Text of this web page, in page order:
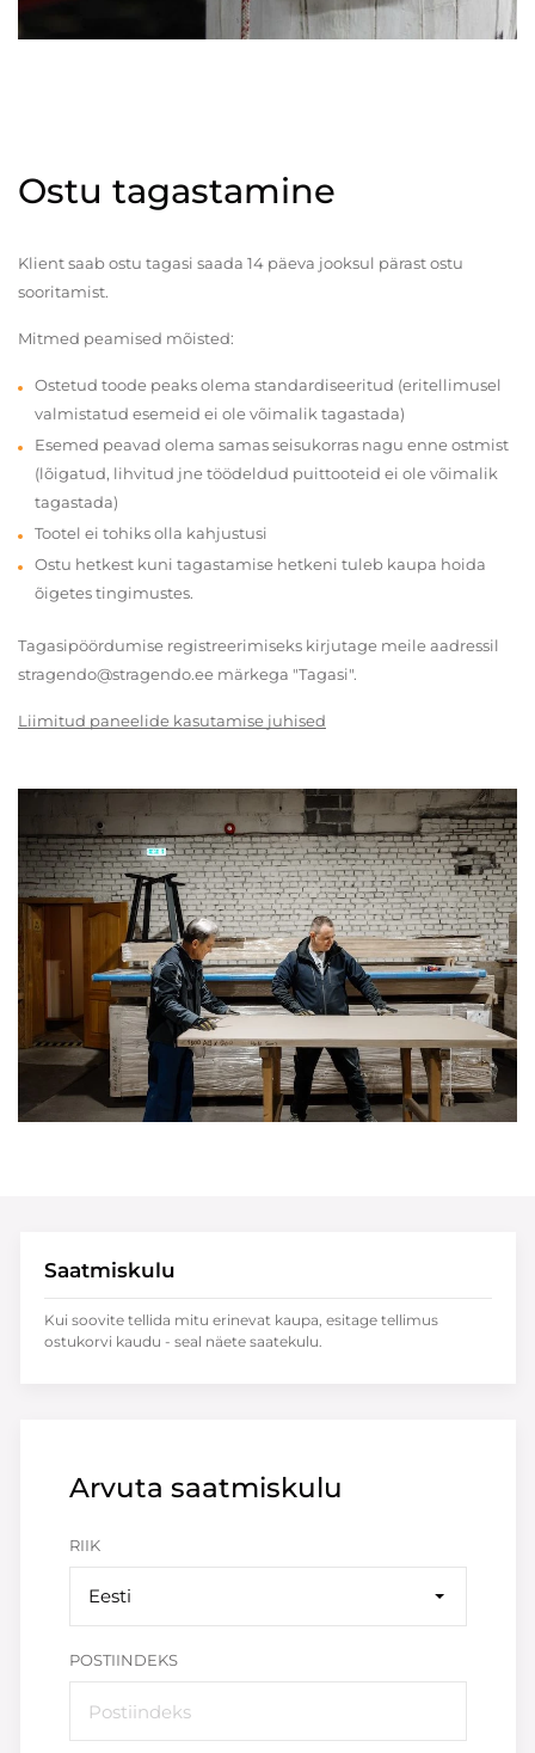
Ostu tagastamine
Klient saab ostu tagasi saada 14 päeva jooksul pärast ostu
sooritamist.
Mitmed peamised mõisted:
Ostetud toode peaks olema standardiseeritud (eritellimusel
valmistatud esemeid ei ole võimalik tagastada)
Esemed peavad olema samas seisukorras nagu enne ostmist
(lõigatud, lihvitud jne töödeldud puittooteid ei ole võimalik
tagastada)
Tootel ei tohiks olla kahjustusi
Ostu hetkest kuni tagastamise hetkeni tuleb kaupa hoida
õigetes tingimustes.
Tagasipöördumise registreerimiseks kirjutage meile aadressil
stragendo@stragendo.ee märkega "Tagasi".
Liimitud paneelide kasutamise juhised
Arvuta saatmiskulu
RIIK
Eesti
POSTIINDEKS
Saatmiskulu
Kui soovite tellida mitu erinevat kaupa, esitage tellimus
ostukorvi kaudu - seal näete saatekulu.